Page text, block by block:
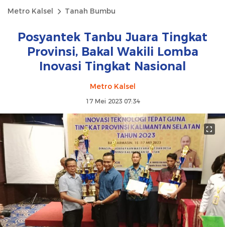
Metro Kalsel Tanah Bumbu
Posyantek Tanbu Juara Tingkat
Provinsi, Bakal Wakili Lomba
Inovasi Tingkat Nasional
Metro Kalsel
17 Mei 2023 07:34